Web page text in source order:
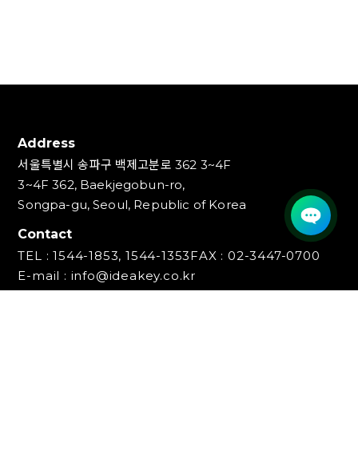
Address
서울특별시 송파구 백제고분로 362 3~4F
3~4F 362, Baekjegobun-ro,
Songpa-gu, Seoul, Republic of Korea
Contact
TEL : 1544-1853, 1544-1353FAX : 02-3447-0700
E-mail : info@ideakey.co.kr